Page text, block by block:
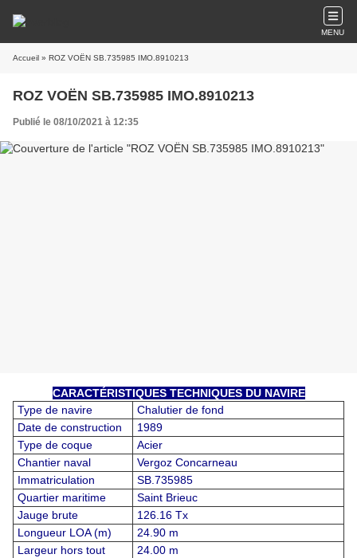
MENU
Accueil » ROZ VOËN SB.735985 IMO.8910213
ROZ VOËN SB.735985 IMO.8910213
Publié le 08/10/2021 à 12:35
CARACTÉRISTIQUES TECHNIQUES DU NAVIRE
Type de navire
Chalutier de fond
Date de construction
1989
Type de coque
Acier
Chantier naval
Vergoz Concarneau
Immatriculation
SB.735985
Quartier maritime
Saint Brieuc
Jauge brute
126.16 Tx
Longueur LOA (m)
24.90 m
Largeur hors tout
24.00 m